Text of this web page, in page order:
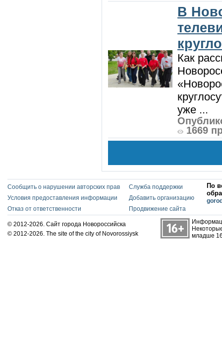
В
Как
уже ...
1669
Сообщить о нарушении авторских прав
Условия предоставления информации
Отказ от ответственности
Служба поддержки
Добавить организацию
Продвижение сайта
По
© 2012-2026. Сайт города Новороссийска
© 2012-2026. The site of the city of Novorossiysk
младше